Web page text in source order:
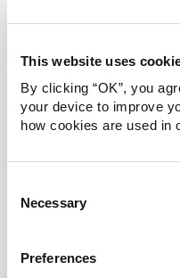
This website uses
By clicking “OK”, you
your device to improve
how cookies are used in
Selection
Necessary
Preferences
Garantie/Enregistrement
Produits
frauduleux